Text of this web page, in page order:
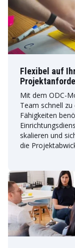
Flexibel auf
Mit dem ODC-
Team schnell
Fähigkeiten
skalieren und
die